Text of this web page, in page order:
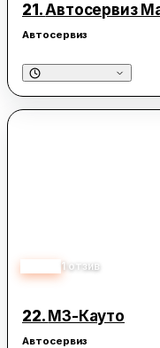
21.Автосервиз
Автосервиз
1 отзив
22. М3-Кауто
Автосервиз